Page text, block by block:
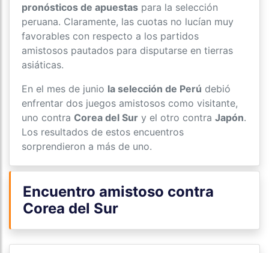
pronósticos de apuestas para la selección
peruana. Claramente, las cuotas no lucían muy
favorables con respecto a los partidos
amistosos pautados para disputarse en tierras
asiáticas.
En el mes de junio la selección de Perú debió
enfrentar dos juegos amistosos como visitante,
uno contra Corea del Sur y el otro contra Japón.
Los resultados de estos encuentros
sorprendieron a más de uno.
Encuentro amistoso contra
Corea del Sur